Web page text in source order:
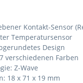
Kontakt-Sensor
Temperatursensor
Design
verschiedenen Farben
Z-Wave
18 x 71 x 19 mm